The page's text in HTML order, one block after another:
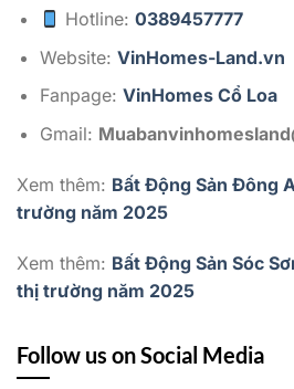
Hotline:0389457777
Website: VinHomes-Land.vn
Fanpage: VinHomes Cổ Loa
Gmail:
Xem thêm: Bất Động Sản Đông
trường năm 2025
Xem thêm: Bất Động Sản Sóc
thị trường năm 2025
Follow us on Social Media